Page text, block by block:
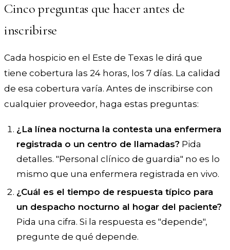
Cinco preguntas que hacer antes de
inscribirse
Cada hospicio en el Este de Texas le dirá que
tiene cobertura las 24 horas, los 7 días. La calidad
de esa cobertura varía. Antes de inscribirse con
cualquier proveedor, haga estas preguntas:
¿La línea nocturna la contesta una enfermera
registrada o un centro de llamadas? Pida
detalles. "Personal clínico de guardia" no es lo
mismo que una enfermera registrada en vivo.
¿Cuál es el tiempo de respuesta típico para
un despacho nocturno al hogar del paciente?
Pida una cifra. Si la respuesta es "depende",
pregunte de qué depende.